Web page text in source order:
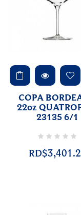
COPA
22oz
23135 6/1